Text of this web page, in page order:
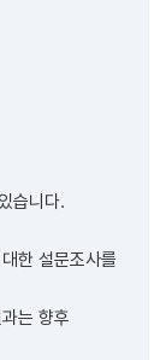
습니다.
한 설문조사를
는 향후